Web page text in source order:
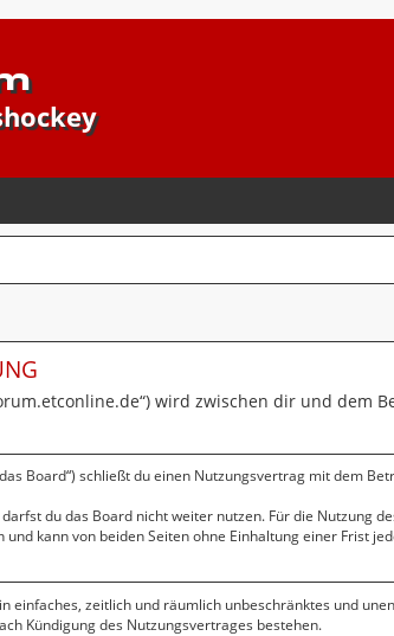
wird zwischen dir und dem
Board“) schließt du einen Nutzungsvertrag mit dem
du das Board nicht weiter nutzen. Für die Nutzung
kann von beiden Seiten ohne Einhaltung einer Frist
zeitlich und räumlich unbeschränktes und
Kündigung des Nutzungsvertrages bestehen.